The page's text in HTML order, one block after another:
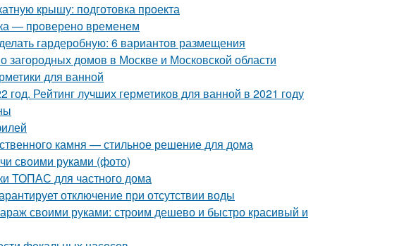
крышу: подготовка проекта
— проверено временем
гардеробную: 6 вариантов размещения
загородных домов в Москве и Московской области
для ванной
Рейтинг лучших герметиков для ванной в 2021 году
камня — стильное решение для дома
своими руками (фото)
ТОПАС для частного дома
отключение при отсутствии воды
своими руками: строим дешево и быстро красивый и